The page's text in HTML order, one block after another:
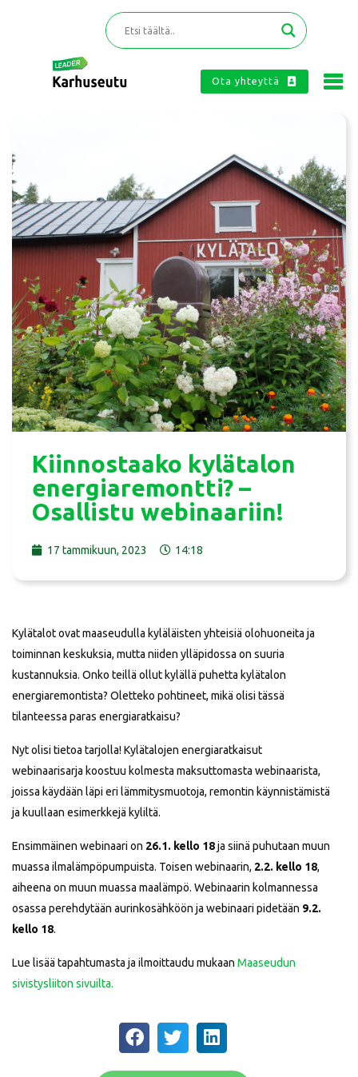
Ota yhteyttä
Kiinnostaako kylätalon
energiaremontti? –
Osallistu webinaariin!
17 tammikuun, 2023 14:18
Kylätalot ovat maaseudulla kyläläisten yhteisiä olohuoneita ja
toiminnan keskuksia, mutta niiden ylläpidossa on suuria
kustannuksia. Onko teillä ollut kylällä puhetta kylätalon
energiaremontista? Oletteko pohtineet, mikä olisi tässä
tilanteessa paras energiaratkaisu?
Nyt olisi tietoa tarjolla! Kylätalojen energiaratkaisut
webinaarisarja koostuu kolmesta maksuttomasta webinaarista,
joissa käydään läpi eri lämmitysmuotoja, remontin käynnistämistä
ja kuullaan esimerkkejä kyliltä.
Ensimmäinen webinaari on 26.1. kello 18ja siinä puhutaan muun
muassa ilmalämpöpumpuista. Toisen webinaarin, 2.2. kello 18,
aiheena on muun muassa maalämpö. Webinaarin kolmannessa
osassa perehdytään aurinkosähköön ja webinaari pidetään 9.2.
kello 18.
Lue lisää tapahtumasta ja ilmoittaudu mukaan Maaseudun
sivistysliiton sivuilta.